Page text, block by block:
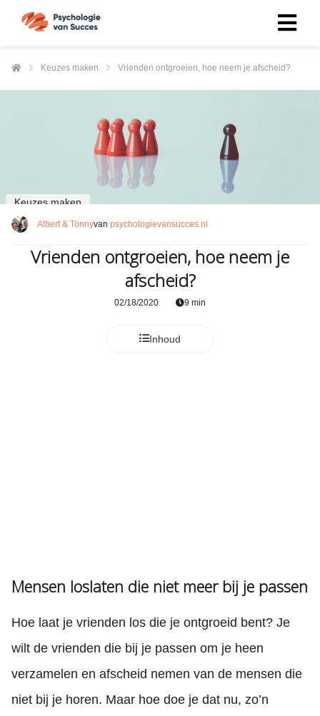
Keuzes maken Vrienden ontgroeien, hoe neem je afscheid?
Keuzes maken
Albert & Tonnyvan psychologievansucces.nl
Vrienden ontgroeien, hoe neem je
afscheid?
02/18/2020 9 min
Inhoud
Mensen loslaten die niet meer bij je passen
Hoe laat je vrienden los die je ontgroeid bent? Je
wilt de vrienden die bij je passen om je heen
verzamelen en afscheid nemen van de mensen die
niet bij je horen. Maar hoe doe je dat nu, zo’n